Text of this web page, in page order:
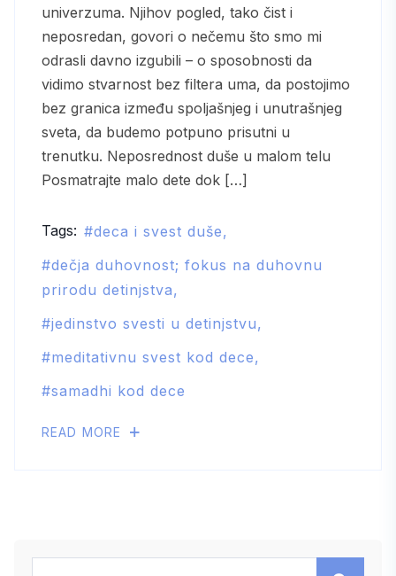
univerzuma. Njihov pogled, tako čist i
neposredan, govori o nečemu što smo mi
odrasli davno izgubili – o sposobnosti da
vidimo stvarnost bez filtera uma, da postojimo
bez granica između spoljašnjeg i unutrašnjeg
sveta, da budemo potpuno prisutni u
trenutku. Neposrednost duše u malom telu
Posmatrajte malo dete dok […]
Tags:
deca i svest duše
dečja duhovnost; fokus na duhovnu
prirodu detinjstva
jedinstvo svesti u detinjstvu
meditativnu svest kod dece
samadhi kod dece
READ MORE